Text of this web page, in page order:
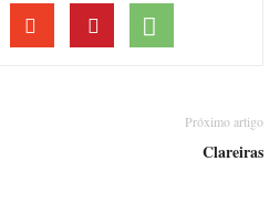
Próximo artigo
Clareiras